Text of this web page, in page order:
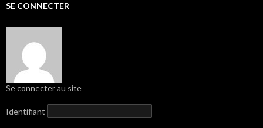
SE CONNECTER
Se connecter au site
Identifiant